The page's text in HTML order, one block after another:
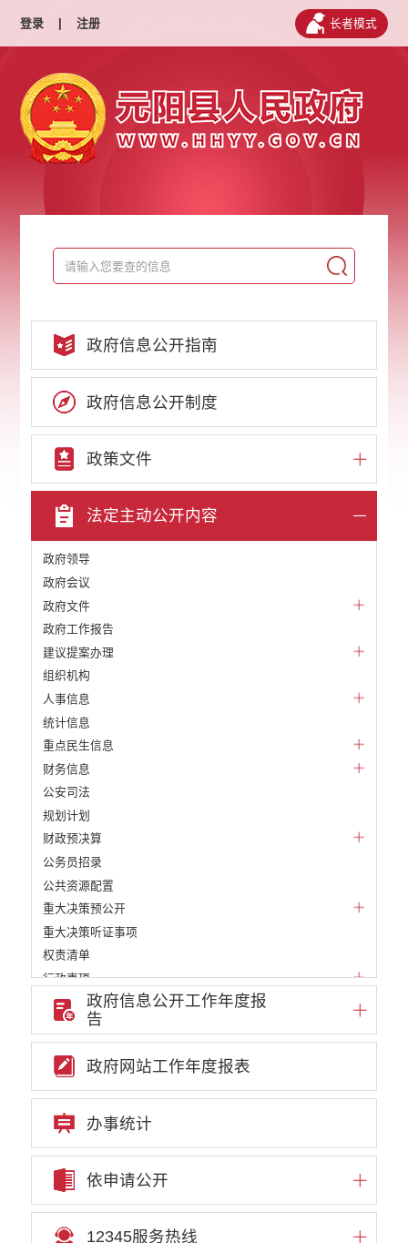
登录 | 注册 长者模式
政府信息公开指南
政府信息公开制度
政策文件
法定主动公开内容
政府领导
政府会议
政府文件
政府工作报告
建议提案办理
组织机构
人事信息
统计信息
重点民生信息
财务信息
公安司法
规划计划
财政预决算
公务员招录
公共资源配置
重大决策预公开
重大决策听证事项
权责清单
行政事项
部门信息公开基本目录
重大项目
审批改革信息公开
教育信息公开
民政信息公开
自然资源信息公开
住房保障信息公开
文化机构信息公开
政府信息公开工作年度报
告
政府网站工作年度报表
办事统计
依申请公开
12345服务热线